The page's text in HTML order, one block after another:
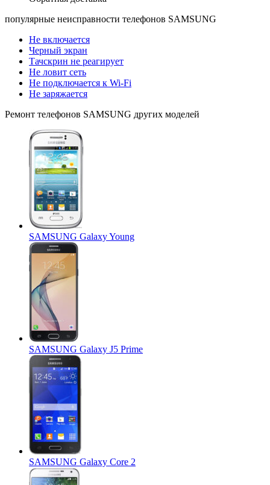
популярные неисправности телефонов SAMSUNG
Не включается
Черный экран
Тачскрин не реагирует
Не ловит сеть
Не подключается к Wi-Fi
Не заряжается
Ремонт телефонов SAMSUNG других моделей
SAMSUNG Galaxy Young
SAMSUNG Galaxy J5 Prime
SAMSUNG Galaxy Core 2